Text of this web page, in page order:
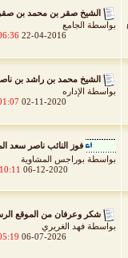
الشيخ صقر بن محمد بن
بواسطة الجامع
22-04-2016
PM
الشيخ محمد بن راشد بن
بواسطة الإداره
02-11-2020
PM
فوز النائب ناصر سعد
بواسطة بوراجس المشاوية
06-12-2020
10:11 AM
شكر وعرفان من الموقع
بواسطة فهد الغريري
06-07-2026
PM